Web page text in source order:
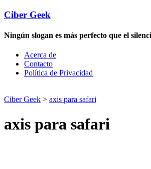
Ciber Geek
Ningún slogan es más perfecto que el
Acerca de
Contacto
Política de Privacidad
Ciber Geek > axis para safari
axis para safari